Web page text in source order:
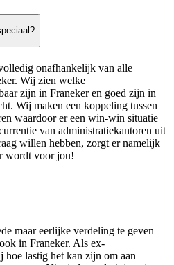
onafhankelijk van alle
Wij zien welke
zijn in Franeker en goed zijn in
Wij maken een koppeling tussen
waardoor er een win-win situatie
van administratiekantoren uit
willen hebben, zorgt er namelijk
wordt voor jou!
maar eerlijke verdeling te geven
in Franeker. Als ex-
lastig het kan zijn om aan